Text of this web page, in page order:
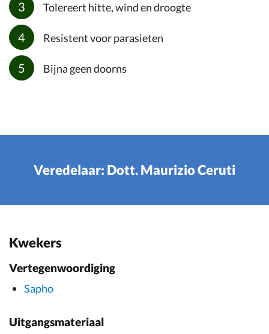
Tolereert hitte, wind en droogte
Resistent voor parasieten
Bijna geen doorns
Veredelaar: Dott. Maurizio Ceruti
Kwekers
Vertegenwoordiging
Sapho
Uitgangsmateriaal